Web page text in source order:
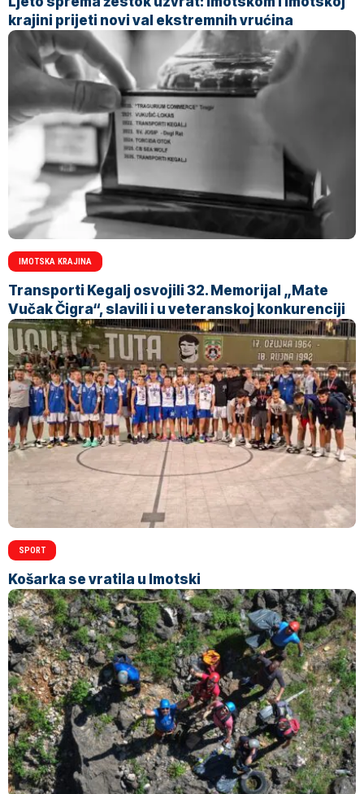
krajini prijeti novi val ekstremnih vrućina
IMOTSKA KRAJINA
Transporti Kegalj osvojili 32. Memorijal „Mate
Vučak Čigra“, slavili i u veteranskoj konkurenciji
SPORT
Košarka se vratila u Imotski